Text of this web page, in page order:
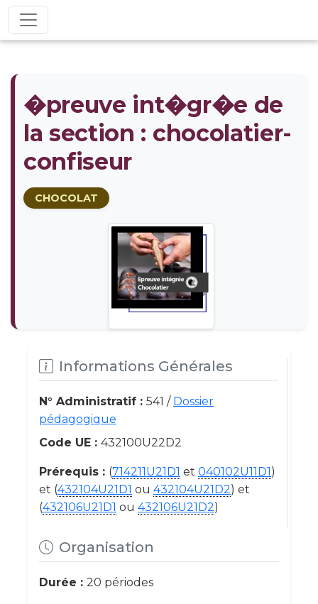
�preuve int�gr�e de
la section : chocolatier-
confiseur
CHOCOLAT
Informations Générales
N° Administratif : 541 / Dossier
pédagogique
Code UE : 432100U22D2
Prérequis : (714211U21D1 et 040102U11D1)
et (432104U21D1 ou 432104U21D2) et
(432106U21D1 ou 432106U21D2)
Organisation
Durée : 20 périodes